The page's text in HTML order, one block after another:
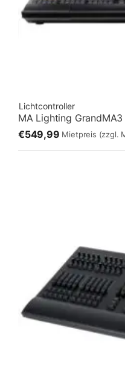
Lichtcontroller
MA Lighting
€549,99 Mietpreis (zzgl.